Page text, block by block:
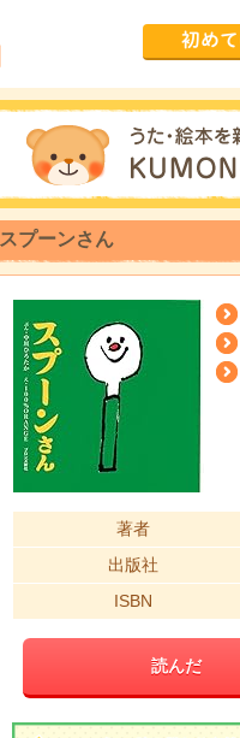
初めて
スプーンさん
著者
出版社
ISBN
読んだ